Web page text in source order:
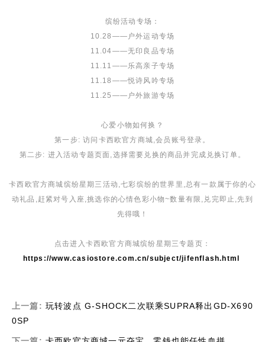
缤纷活动专场：
10.28——户外运动专场
11.04——无印良品专场
11.11——乐高亲子专场
11.18——悦诗风吟专场
11.25——户外旅游专场
心爱小物如何换？
第一步: 访问卡西欧官方商城,会员账号登录。
第二步: 进入活动专题页面,选择需要兑换的商品并完成兑换订单。
卡西欧官方商城缤纷星期三活动,七彩缤纷的世界里,总有一款属于你的心
动礼品,赶紧对号入座,挑选你的心情色彩小物~数量有限,兑完即止,先到
先得哦！
点击进入卡西欧官方商城缤纷星期三专题页：
https://www.casiostore.com.cn/subject/jifenflash.html
上一篇: 玩转波点 G-SHOCK二次联乘SUPRA释出GD-X690
0SP